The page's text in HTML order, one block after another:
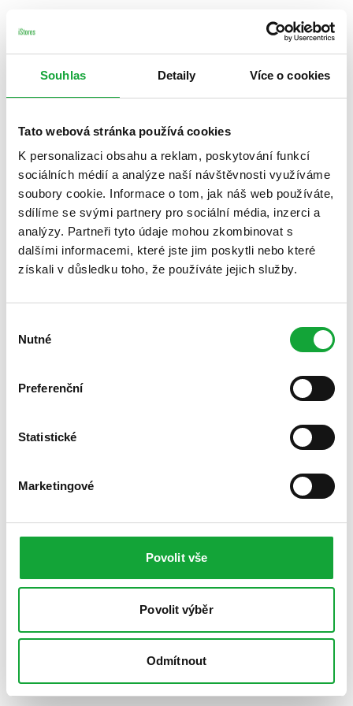
Souhlas Detaily Více o cookies
Tato webová stránka používá cookies
K personalizaci obsahu a reklam, poskytování funkcí
sociálních médií a analýze naší návštěvnosti využíváme
soubory cookie. Informace o tom, jak náš web používáte,
sdílíme se svými partnery pro sociální média, inzerci a
analýzy. Partneři tyto údaje mohou zkombinovat s
dalšími informacemi, které jste jim poskytli nebo které
získali v důsledku toho, že používáte jejich služby.
souhlasu
Nutné
Preferenční
Statistické
Marketingové
Povolit vše
Povolit výběr
Odmítnout